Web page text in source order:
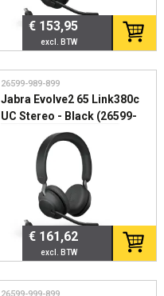
€ 153,95
26599-989-899
Jabra Evolve2 65 Link380c
UC Stereo - Black (26599-
989-899) - Professionele
draadloze headset voor
hybride werken
€ 161,62